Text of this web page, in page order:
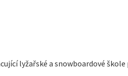
lyžařské a snowboardové